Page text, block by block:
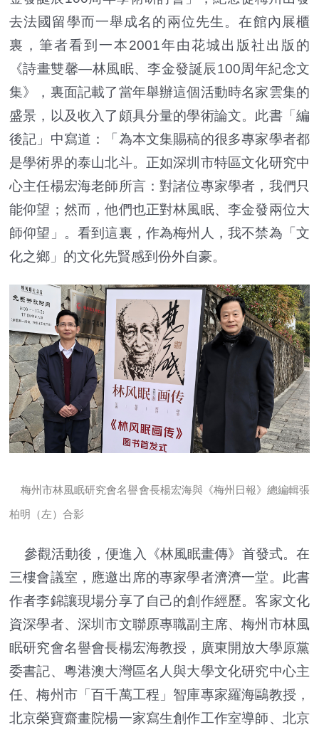
去法國留學而一舉成名的兩位先生。在館內展櫃
裏，筆者看到一本2001年由花城出版社出版的
《詩畫雙馨—林風眠、李金發誕辰100周年紀念文
集》，裏面記載了當年舉辦這個活動時名家雲集的
盛景，以及收入了頗具分量的學術論文。此書「編
後記」中寫道：「為本文集賜稿的很多專家學者都
是學術界的泰山北斗。正如深圳市特區文化研究中
心主任楊宏海老師所言：對諸位專家學者，我們只
能仰望；然而，他們也正對林風眠、李金發兩位大
師仰望」。看到這裏，作為梅州人，我不禁為「文
化之鄉」的文化先賢感到份外自豪。
梅州市林風眠研究會名譽會長楊宏海與《梅州日報》總編輯張
柏明（左）合影
參觀活動後，便進入《林風眠畫傳》首發式。在
三樓會議室，應邀出席的專家學者濟濟一堂。此書
作者李錦讓現場分享了自己的創作經歷。客家文化
資深學者、深圳市文聯原專職副主席、梅州市林風
眠研究會名譽會長楊宏海教授，廣東開放大學原黨
委書記、粵港澳大灣區名人與大學文化研究中心主
任、梅州市「百千萬工程」智庫專家羅海鷗教授，
北京榮寶齋畫院楊一家寫生創作工作室導師、北京